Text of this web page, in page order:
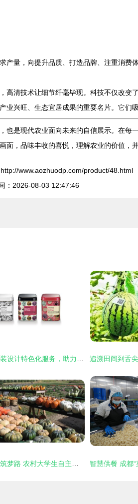
产量，向提升品质、打造品牌、注重消
高清技术让细节纤毫毕现。科技不仅改变
业兴旺、生态宜居成果的重要名片。它们
是现代农业面向未来的自信展示。在每
，品味丰收的喜悦，理解农业的价值，
www.aozhuodp.com/product/48.html
：2026-08-03 12:47:46